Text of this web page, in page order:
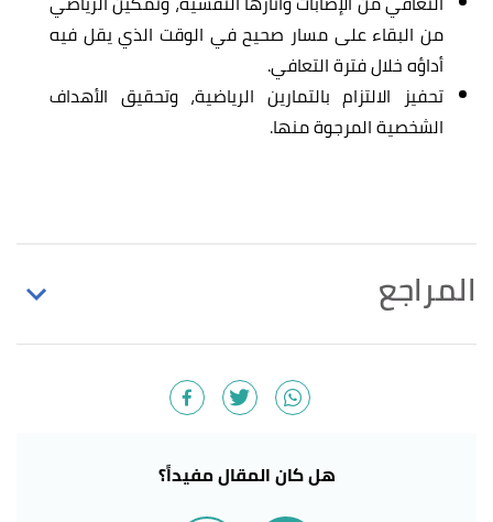
من البقاء على مسار صحيح في الوقت الذي يقل فيه
أداؤه خلال فترة التعافي.
تحفيز الالتزام بالتمارين الرياضية، وتحقيق الأهداف
الشخصية المرجوة منها.
المراجع
simplypsychology, Retrieved 2/8/2022. Edited.
Association (APA), Retrieved 2/8/2022. Edited.
هل كان المقال مفيداً؟